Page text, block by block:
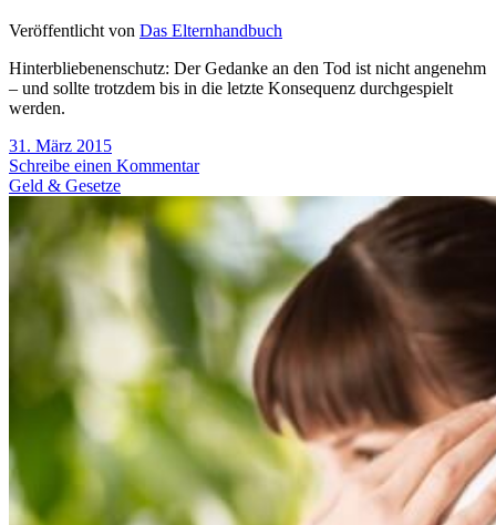
Veröffentlicht von Das Elternhandbuch
Hinterbliebenenschutz: Der Gedanke an den Tod ist nicht angenehm
– und sollte trotzdem bis in die letzte Konsequenz durchgespielt
werden.
31. März 2015
Schreibe einen Kommentar
Geld & Gesetze